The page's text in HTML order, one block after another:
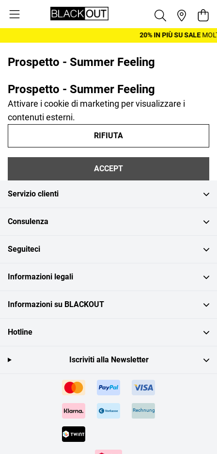
20% IN PIÙ SU SALE
Prospetto - Summer Feeling
Prospetto - Summer Feeling
Attivare i cookie di marketing per visualizzare i
contenuti esterni.
RIFIUTA
ACCEPT
Servizio clienti
Consulenza
Seguiteci
Informazioni legali
Informazioni su BLACKOUT
Hotline
Rechnung
Iscriviti alla Newsletter